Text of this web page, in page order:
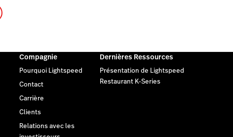
Compagnie
Pourquoi Lightspeed
Contact
Carrière
Clients
Relations avec les
Dernières Ressources
Présentation de Lightspeed
Restaurant K-Series